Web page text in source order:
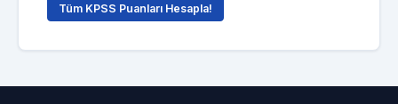
Tüm KPSS Puanları Hesapla!